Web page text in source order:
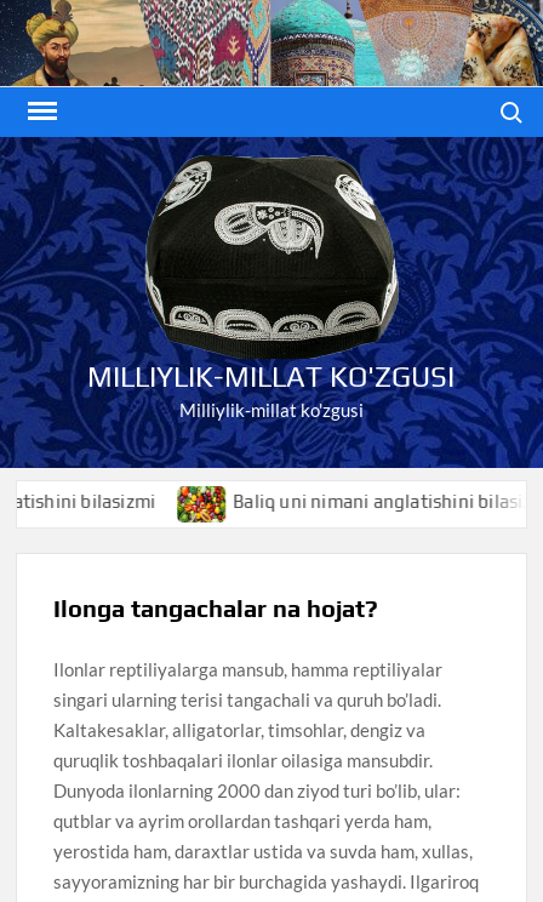
Skip
to
content
MILLIYLIK-MILLAT KO'ZGUSI
Milliylik-millat ko'zgusi
bilasizmi Baliq uni nimani anglatishini bilasizmi
Ilonga tangachalar na hojat?
Ilonlar reptiliyalarga mansub, hamma reptiliyalar
singari ularning terisi tangachali va quruh bo’ladi.
Kaltakesaklar, alligatorlar, timsohlar, dengiz va
quruqlik toshbaqalari ilonlar oilasiga mansubdir.
Dunyoda ilonlarning 2000 dan ziyod turi bo’lib, ular:
qutblar va ayrim orollardan tashqari yerda ham,
yerostida ham, daraxtlar ustida va suvda ham, xullas,
sayyoramizning har bir burchagida yashaydi. Ilgariroq